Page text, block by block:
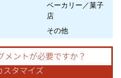
ベーカリー／菓子
店
その他